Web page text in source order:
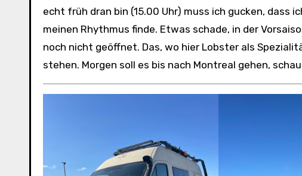
echt früh dran bin (15.00 Uhr) muss ich gucken, dass
meinen Rhythmus finde. Etwas schade, in der
noch nicht geöffnet. Das, wo hier Lobster als
stehen. Morgen soll es bis nach Montreal gehen,